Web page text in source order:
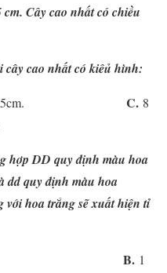
Cây cao nhất có chiều
cây cao nhất có kiêủ hình:
C. 8
hợp DD quy định màu hoa
dd quy định màu hoa
với hoa trắng sẽ xuất hiện tỉ
trắng B. 1